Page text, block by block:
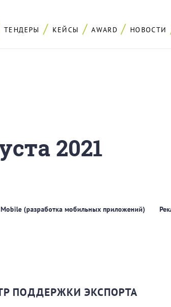
ТЕНДЕРЫ КЕЙСЫ AWARD НОВОСТИ
2021
Mobile (разработка мобильных приложений)
ПОДДЕРЖКИ ЭКСПОРТА